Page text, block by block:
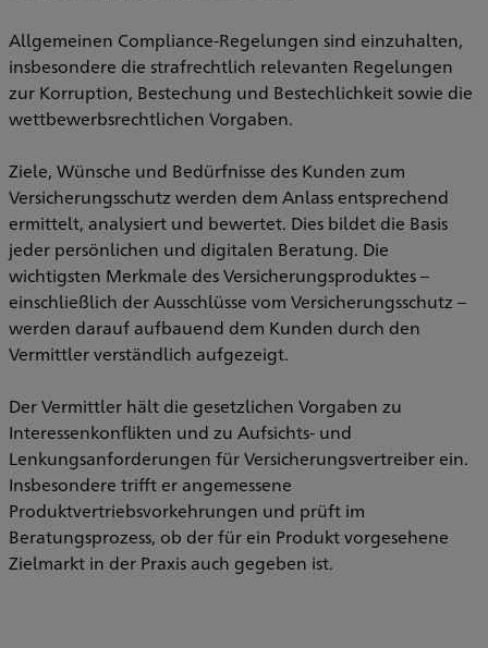
Allgemeinen Compliance-Regelungen sind einzuhalten,
insbesondere die strafrechtlich relevanten Regelungen
zur Korruption, Bestechung und Bestechlichkeit sowie die
wettbewerbsrechtlichen Vorgaben.
Ziele, Wünsche und Bedürfnisse des Kunden zum
Versicherungsschutz werden dem Anlass entsprechend
ermittelt, analysiert und bewertet. Dies bildet die Basis
jeder persönlichen und digitalen Beratung. Die
wichtigsten Merkmale des Versicherungsproduktes –
einschließlich der Ausschlüsse vom Versicherungsschutz –
werden darauf aufbauend dem Kunden durch den
Vermittler verständlich aufgezeigt.
Der Vermittler hält die gesetzlichen Vorgaben zu
Interessenkonflikten und zu Aufsichts- und
Lenkungsanforderungen für Versicherungsvertreiber ein.
Insbesondere trifft er angemessene
Produktvertriebsvorkehrungen und prüft im
Beratungsprozess, ob der für ein Produkt vorgesehene
Zielmarkt in der Praxis auch gegeben ist.